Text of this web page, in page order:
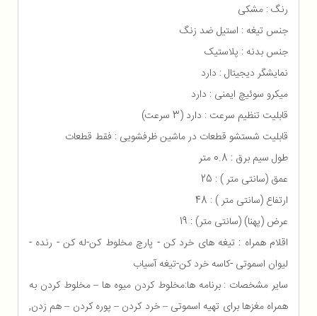
رنگ : مشکی
جنس تیغه : استیل ضد زنگ
جنس بدنه : پلاستیک
نمایشگر دیجیتال : دارد
میکرو سوئیچ ایمنی : دارد
قابلیت تنظیم سرعت : دارد (3 سرعت)
قابلیت شستشو قطعات در ماشین ظرفشویی : فقط قطعات
طول سیم برق : 0.8 متر
عمق (سانتی متر ) : 25
ارتفاع (سانتی متر ) : 48
عرض (پهنا) (سانتی متر) : 19
اقلام همراه : تیغه های خرد کن - پارچ مخلوط کن-له کن - رنده -
لیوان اسموتی -کاسه خرد کن-تیغه آسیاب
سایر مشخصات : برنامه ها:مخلوط کردن میوه ها – مخلوط کردن به
همراه مغزها برای تهیه اسموتی – خرد کردن – پوره کردن – هم زدن,